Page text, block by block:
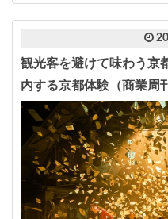
観光客を避けて味わう
内する京都体験（商業周